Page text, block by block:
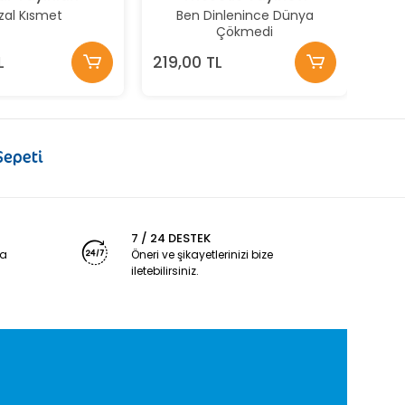
Kısmet
Ben Dinlenince Dünya
Çökmedi
219,00 TL
7 / 24 DESTEK
Öneri ve şikayetlerinizi bize
iletebilirsiniz.